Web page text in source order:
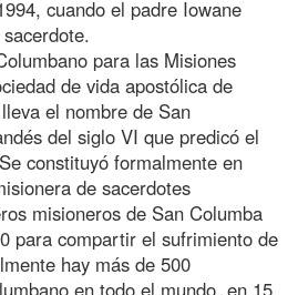
cuando el padre Iowane
para las Misiones
de vida apostólica de
el nombre de San
del siglo VI que predicó el
constituyó formalmente en
de sacerdotes
misioneros de San Columba
para compartir el sufrimiento de
hay más de 500
en todo el mundo, en 15